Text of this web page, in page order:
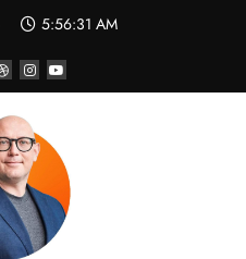
5:56:33 AM